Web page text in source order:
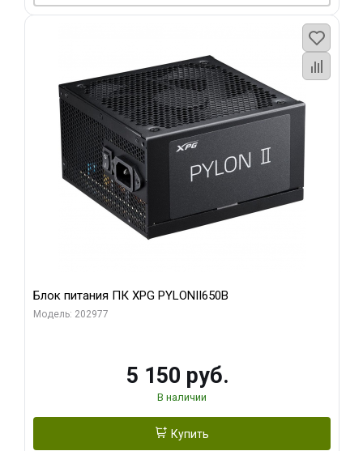
Блок питания ПК XPG PYLONII650B
Модель: 202977
5 150 руб.
В наличии
Купить